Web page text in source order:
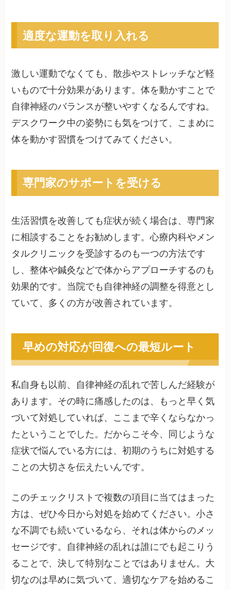
適度な運動を取り入れる
激しい運動でなくても、散歩やストレッチなど軽
いもので十分効果があります。体を動かすことで
自律神経のバランスが整いやすくなるんですね。
デスクワーク中の姿勢にも気をつけて、こまめに
体を動かす習慣をつけてみてください。
専門家のサポートを受ける
生活習慣を改善しても症状が続く場合は、専門家
に相談することをお勧めします。心療内科やメン
タルクリニックを受診するのも一つの方法です
し、整体や鍼灸などで体からアプローチするのも
効果的です。当院でも自律神経の調整を得意とし
ていて、多くの方が改善されています。
早めの対応が回復への最短ルート
私自身も以前、自律神経の乱れで苦しんだ経験が
あります。その時に痛感したのは、もっと早く気
づいて対処していれば、ここまで辛くならなかっ
たということでした。だからこそ今、同じような
症状で悩んでいる方には、初期のうちに対処する
ことの大切さを伝えたいんです。
このチェックリストで複数の項目に当てはまった
方は、ぜひ今日から対処を始めてください。小さ
な不調でも続いているなら、それは体からのメッ
セージです。自律神経の乱れは誰にでも起こりう
ることで、決して特別なことではありません。大
切なのは早めに気づいて、適切なケアを始めるこ